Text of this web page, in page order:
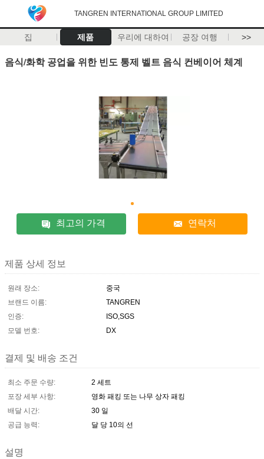
TANGREN INTERNATIONAL GROUP LIMITED
집 제품 우리에 대하여 공장 여행 >>
음식/화학 공업을 위한 빈도 통제 벨트 음식 컨베이어 체계
최고의 가격 연락처
제품 상세 정보
원래 장소:
중국
브랜드 이름:
TANGREN
인증:
ISO,SGS
모델 번호:
DX
결제 및 배송 조건
최소 주문 수량:
2 세트
포장 세부 사항:
영화 패킹 또는 나무 상자 패킹
배달 시간:
30 일
공급 능력:
달 당 10의 선
설명